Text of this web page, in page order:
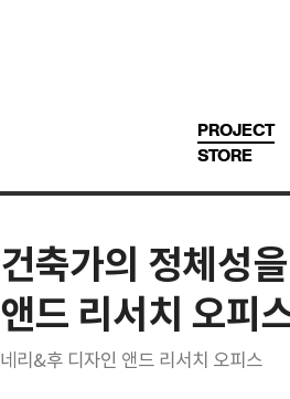
회원가입
Facebook 로그인
PROJECT
STORE
건축가의 정체성
앤드 리서치 오피
네리&후 디자인 앤드 리서치 오피스